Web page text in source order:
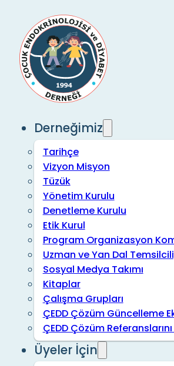
Derneğimiz
Tarihçe
Vizyon Misyon
Tüzük
Yönetim Kurulu
Denetleme Kurulu
Etik Kurul
Program Organizasyon
Uzman ve Yan Dal
Sosyal Medya Takımı
Kitaplar
Çalışma Grupları
ÇEDD Çözüm Güncelleme
ÇEDD Çözüm
Üyeler İçin